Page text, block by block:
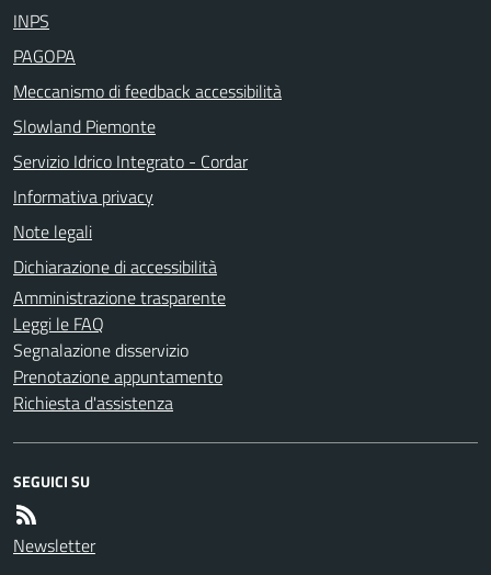
INPS
PAGOPA
Meccanismo di feedback accessibilità
Slowland Piemonte
Servizio Idrico Integrato - Cordar
Informativa privacy
Note legali
Dichiarazione di accessibilità
Amministrazione trasparente
Leggi le FAQ
Segnalazione disservizio
Prenotazione appuntamento
Richiesta d'assistenza
SEGUICI SU
Newsletter